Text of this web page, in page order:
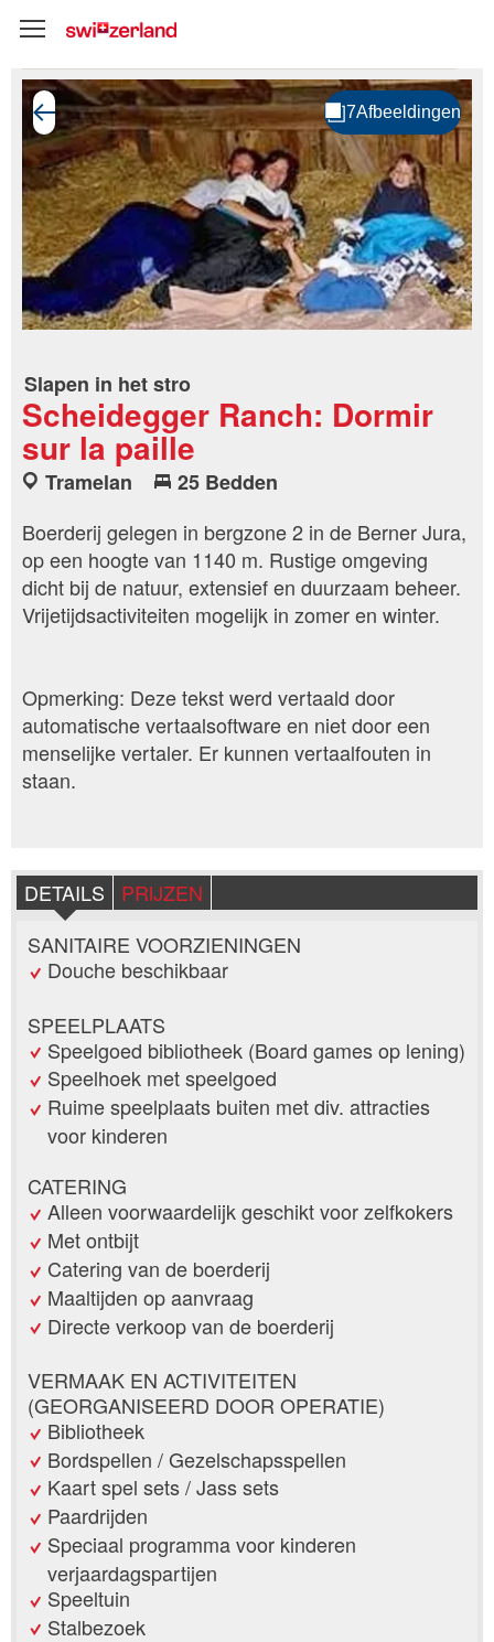
Slapen in het stro
Scheidegger Ranch: Dormir
sur la paille
Tramelan
25 Bedden
Boerderij gelegen in bergzone 2 in de Berner Jura,
op een hoogte van 1140 m. Rustige omgeving
dicht bij de natuur, extensief en duurzaam beheer.
Vrijetijdsactiviteiten mogelijk in zomer en winter.
Opmerking: Deze tekst werd vertaald door
automatische vertaalsoftware en niet door een
menselijke vertaler. Er kunnen vertaalfouten in
staan.
DETAILS
PRIJZEN
SANITAIRE VOORZIENINGEN
Douche beschikbaar
SPEELPLAATS
Speelgoed bibliotheek (Board games op lening)
Speelhoek met speelgoed
Ruime speelplaats buiten met div. attracties
voor kinderen
CATERING
Alleen voorwaardelijk geschikt voor zelfkokers
Met ontbijt
Catering van de boerderij
Maaltijden op aanvraag
Directe verkoop van de boerderij
VERMAAK EN ACTIVITEITEN
(GEORGANISEERD DOOR OPERATIE)
Bibliotheek
Bordspellen / Gezelschapsspellen
Kaart spel sets / Jass sets
Paardrijden
Speciaal programma voor kinderen
verjaardagspartijen
Speeltuin
Stalbezoek